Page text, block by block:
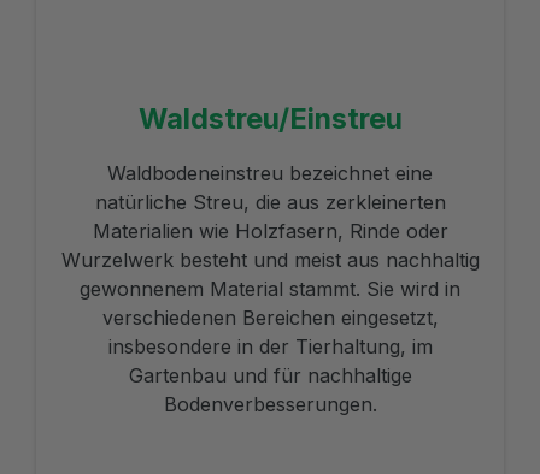
Waldstreu/Einstreu
Waldbodeneinstreu bezeichnet eine
natürliche Streu, die aus zerkleinerten
Materialien wie Holzfasern, Rinde oder
Wurzelwerk besteht und meist aus nachhaltig
gewonnenem Material stammt. Sie wird in
verschiedenen Bereichen eingesetzt,
insbesondere in der Tierhaltung, im
Gartenbau und für nachhaltige
Bodenverbesserungen.